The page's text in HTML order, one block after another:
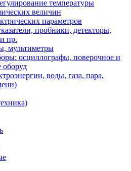
температуры
величин
параметров
пробники, детекторы,
пр.
мультиметры
осциллографы, поверочное и
оборуд
воды, газа, пара,